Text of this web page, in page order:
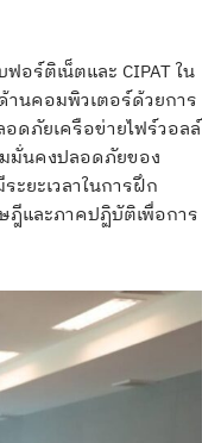
อร์ติเน็ตและ CIPAT ใน
นคอมพิวเตอร์ด้วยการ
ดภัยเครือข่ายไฟร์วอลล์
มมั่นคงปลอดภัยของ
ะยะเวลาในการฝึก
ฎีและภาคปฏิบัติเพื่อการ